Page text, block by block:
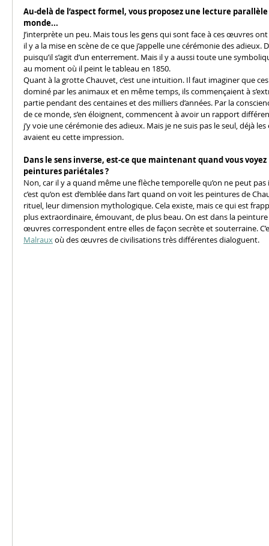
Au-delà de l’aspect formel, vous proposez une lecture
monde...
J’interprète un peu. Mais tous les gens qui sont face à ces œuvres
il y a la mise en scène de ce que j’appelle une cérémonie des adieux.
puisqu’il s’agit d’un enterrement. Mais il y a aussi toute une
au moment où il peint le tableau en 1850.
Quant à la grotte Chauvet, c’est une intuition. Il faut imaginer que
dominé par les animaux et en même temps, ils commençaient à
partie pendant des centaines et des milliers d’années. Par la
de ce monde, s’en éloignent, commencent à avoir un rapport
j’y voie une cérémonie des adieux. Mais je ne suis pas le seul, déjà
avaient eu cette impression.
Dans le sens inverse, est-ce que maintenant quand vous
peintures pariétales ?
Non, car il y a quand même une flèche temporelle qu’on ne peut
c’est qu’on est d’emblée dans l’art quand on voit les peintures de
rituel, leur dimension mythologique. Cela existe, mais ce qui est
plus extraordinaire, émouvant, de plus beau. On est dans la
œuvres correspondent entre elles de façon secrète et souterraine.
Malraux où des œuvres de civilisations très différentes dialoguent.